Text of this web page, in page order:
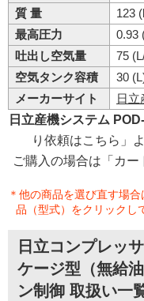
質 量
123
最高圧力
0.93
吐出し空気量
75
空気タンク容積
30
メーカーサイト
日立
日立産機システム
り依頼はこちら」
ご購入の場合は「カー
＊他の商品を選び直す場
品（型式）をクリックし
日立コンプレッ
ケージ型（無給
ン制御 取扱い一